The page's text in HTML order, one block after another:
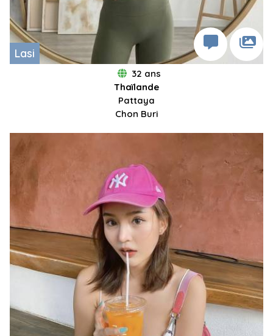
Lasi
32 ans
Thaïlande
Pattaya
Chon Buri